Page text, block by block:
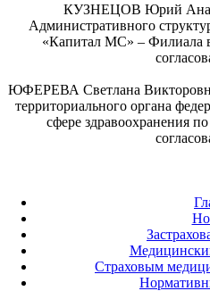
КУЗНЕЦОВ Юрий
Административного
«Капитал МС» – Филиала
ЮФЕРЕВА Светлана Викторовна
территориального органа
сфере здравоохранения
Страховым